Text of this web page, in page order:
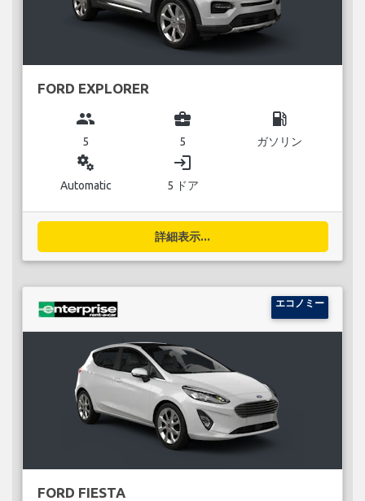
FORD EXPLORER
group
5
business_center
5
local_gas_station
ガソリン
miscellaneous_services
Automatic
login
5 ドア
詳細表示...
エコノミー
FORD FIESTA